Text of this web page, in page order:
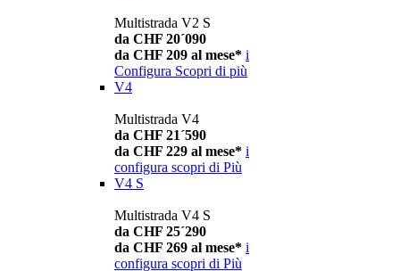
Multistrada V2 S
da CHF 20´090
da CHF 209 al mese* i
Configura Scopri di più
V4
Multistrada V4
da CHF 21´590
da CHF 229 al mese* i
configura scopri di Più
V4 S
Multistrada V4 S
da CHF 25´290
da CHF 269 al mese* i
configura scopri di Più